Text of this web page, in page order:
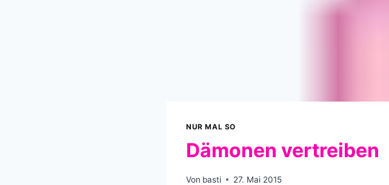
NUR MAL SO
Dämonen vertreiben
Von basti 27. Mai 2015